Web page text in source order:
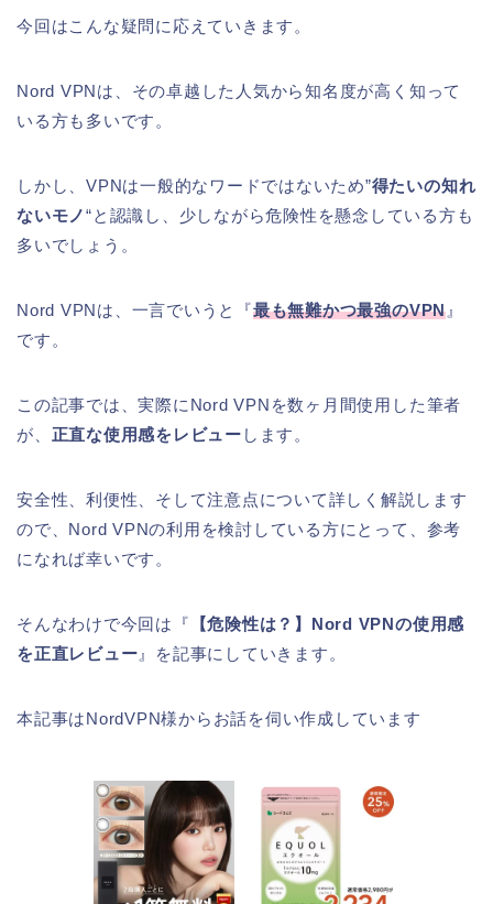
今回はこんな疑問に応えていきます。
Nord VPNは、その卓越した人気から知名度が高く知って
いる方も多いです。
しかし、VPNは一般的なワードではないため”得たいの知れ
ないモノ“と認識し、少しながら危険性を懸念している方も
多いでしょう。
Nord VPNは、一言でいうと『最も無難かつ最強のVPN 』
です。
この記事では、実際にNord VPNを数ヶ月間使用した筆者
が、 正直な使用感をレビュー します。
安全性、利便性、そして注意点について詳しく解説します
ので、Nord VPNの利用を検討している方にとって、参考
になれば幸いです。
そんなわけで今回は『 【危険性は？】Nord VPNの使用感
を正直レビュー 』を記事にしていきます。
本記事はNordVPN様からお話を伺い作成しています